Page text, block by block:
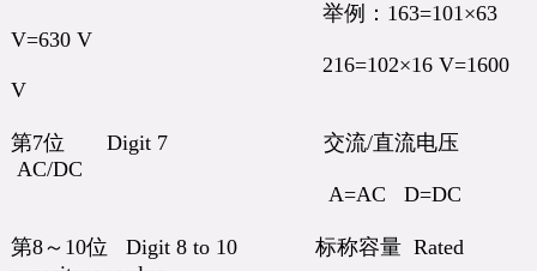
举例：163=101×63
V=630 V
216=102×16 V=1600
V
第7位 Digit 7 交流/直流电压
AC/DC
A=AC D=DC
第8～10位 Digit 8 to 10 标称容量 Rated